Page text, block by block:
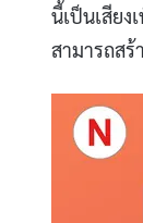
นี้เป็นเสีย
สามารถส